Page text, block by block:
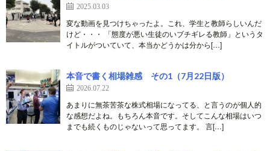
2025.03.03
変な動画を見つけちゃったよ。これ、学生と教師らしいんだ
けど・・・ 「態度が悪い生徒のいブチギレる教師」というタ
イトルがついていて、本当かどうかは分から[…]
本音で書く相場雑感 その1（7月22日版）
2026.07.22
あまりに無茶苦茶な株式相場になってる、と言うのが個人的
な感想だよね。もちろん本音です。そしてこんな相場はいつ
までも続くものじゃないって思ってます。 言[…]